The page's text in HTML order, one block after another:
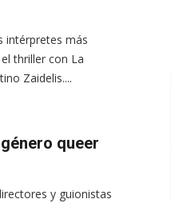
intérpretes más
thriller con La
Zaidelis....
queer
y guionistas